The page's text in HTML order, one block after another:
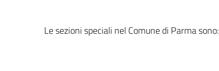
Le sezioni speciali nel Comune di Parma sono: